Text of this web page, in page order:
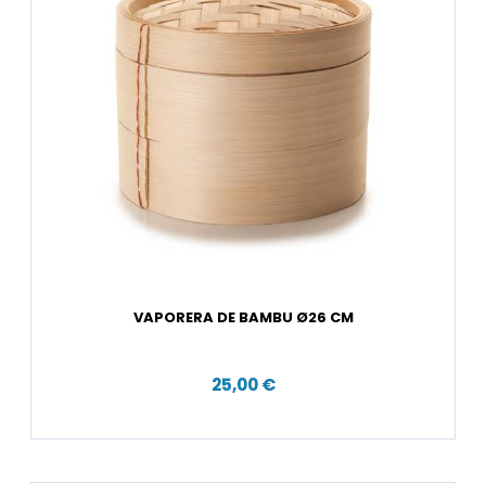
VAPORERA DE BAMBU Ø26 CM
25,00 €